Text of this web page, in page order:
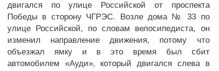
двигался по улице Российской от проспекта
Победы в сторону ЧГРЭС. Возле дома № 33 по
улице Российской, по словам велосипедиста, он
изменил направление движения, потому что
объезжал ямку и в это время был сбит
автомобилем «Ауди», который двигался слева в